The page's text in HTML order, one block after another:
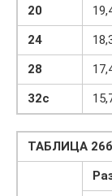
20
24
28
32c
ТАБЛИЦА